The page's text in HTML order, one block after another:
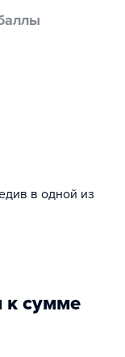
в одной из
к сумме